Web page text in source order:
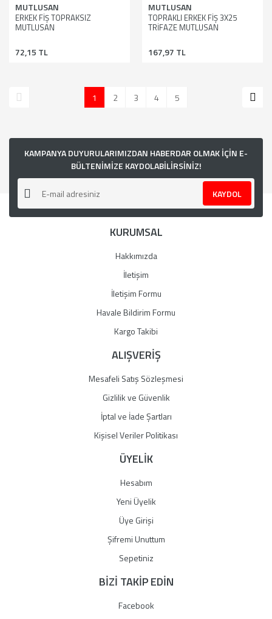
MUTLUSAN
ERKEK FİŞ TOPRAKSIZ
MUTLUSAN
72,15 TL
MUTLUSAN
TOPRAKLI ERKEK FİŞ 3X25
TRİFAZE MUTLUSAN
167,97 TL
1 2 3 4 5
KAMPANYA DUYURULARIMIZDAN HABERDAR OLMAK İÇİN E-
BÜLTENİMİZE KAYDOLABİLİRSİNİZ!
KAYDOL
KURUMSAL
Hakkımızda
İletişim
İletişim Formu
Havale Bildirim Formu
Kargo Takibi
ALIŞVERİŞ
Mesafeli Satış Sözleşmesi
Gizlilik ve Güvenlik
İptal ve İade Şartları
Kişisel Veriler Politikası
ÜYELİK
Hesabım
Yeni Üyelik
Üye Girişi
Şifremi Unuttum
Sepetiniz
BİZİ TAKİP EDİN
Facebook